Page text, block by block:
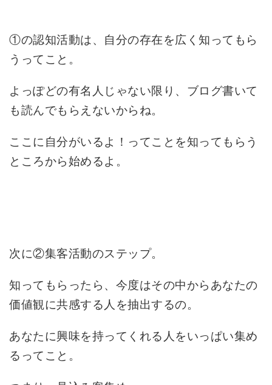
①の認知活動は、自分の存在を広く知ってもら
うってこと。
よっぽどの有名人じゃない限り、ブログ書いて
も読んでもらえないからね。
ここに自分がいるよ！ってことを知ってもらう
ところから始めるよ。
次に②集客活動のステップ。
知ってもらったら、今度はその中からあなたの
価値観に共感する人を抽出するの。
あなたに興味を持ってくれる人をいっぱい集め
るってこと。